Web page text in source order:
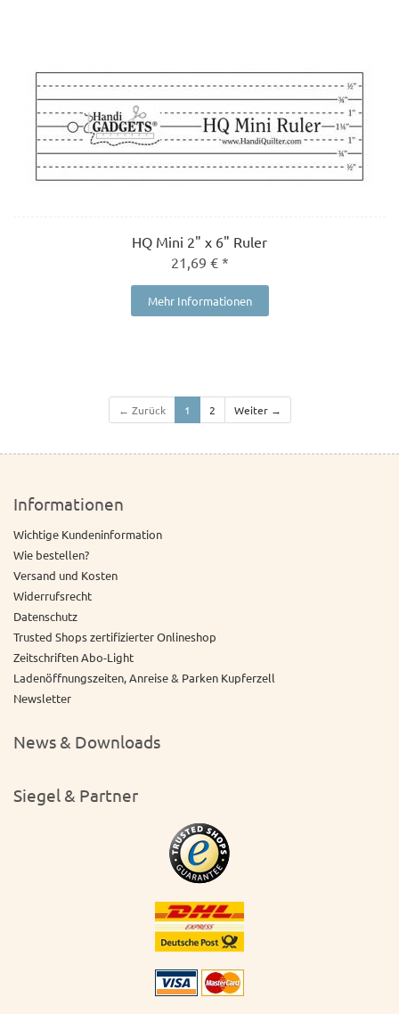
HQ Mini 2" x 6" Ruler
21,69 € *
Mehr Informationen
← Zurück 1 2 Weiter →
Informationen
Wichtige Kundeninformation
Wie bestellen?
Versand und Kosten
Widerrufsrecht
Datenschutz
Trusted Shops zertifizierter Onlineshop
Zeitschriften Abo-Light
Ladenöffnungszeiten, Anreise & Parken Kupferzell
Newsletter
News & Downloads
Siegel & Partner